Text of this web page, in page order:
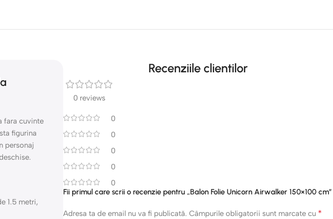
fara cuvinte
figurina
personaj
1.5 metri,
Recenziile clientilor
0 reviews
0
0
0
0
0
Fii primul care scrii o recenzie pentru „Balon Folie Unicorn Airwalker 150×100 cm”
Adresa ta de email nu va fi publicată. Câmpurile obligatorii sunt marcate cu *